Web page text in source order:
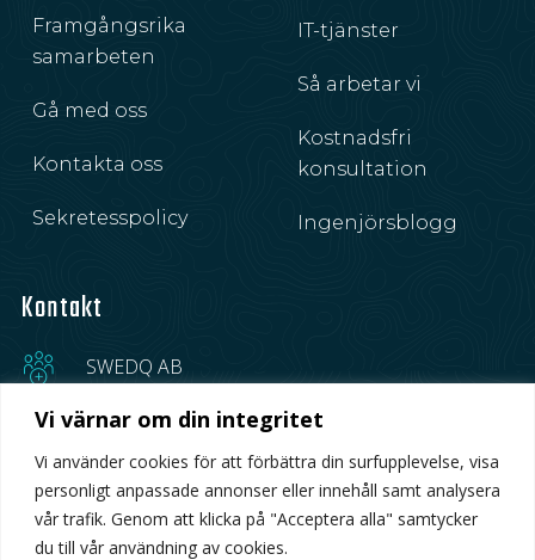
Vi värnar om din integritet
Vi använder cookies för att förbättra din surfupplevelse, visa
personligt anpassade annonser eller innehåll samt analysera
vår trafik. Genom att klicka på "Acceptera alla" samtycker
du till vår användning av cookies.
Framgångsrika
samarbeten
Gå med oss
Kontakta oss
Sekretesspolicy
IT-tjänster
Så arbetar vi
Kostnadsfri
konsultation
Ingenjörsblogg
Kontakt
SWEDQ AB
+46 70 172 90 12
info@swedq.se
Malmskillnadsgatan 44 A